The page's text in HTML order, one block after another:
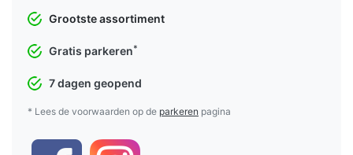
Grootste assortiment
Gratis parkeren*
7 dagen geopend
* Lees de voorwaarden op de parkeren pagina